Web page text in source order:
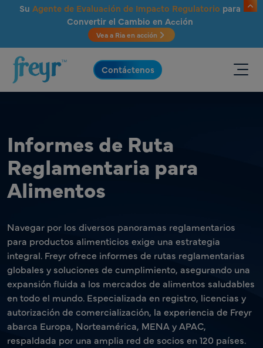
Saltar al contenido principal
Su Agente de Evaluación de Impacto Regulatorio para
Convertir el Cambio en Acción
Vea a Ria en acción
.
Contáctenos
Informes de Ruta
Reglamentaria para
Alimentos
Navegar por los diversos panoramas reglamentarios
para productos alimenticios exige una estrategia
integral. Freyr ofrece informes de rutas reglamentarias
globales y soluciones de cumplimiento, asegurando una
expansión fluida a los mercados de alimentos saludables
en todo el mundo. Especializada en registro, licencias y
autorización de comercialización, la experiencia de Freyr
abarca Europa, Norteamérica, MENA y APAC,
respaldada por una amplia red de socios en 120 países.